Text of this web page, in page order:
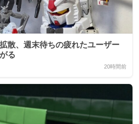
散、週末待ちの疲れたユーザー
る
20時間前